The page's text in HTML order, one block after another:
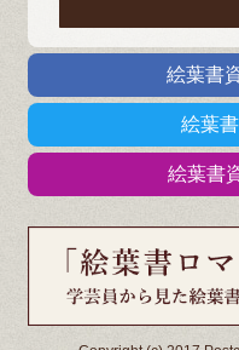
絵葉書
絵葉
絵葉書